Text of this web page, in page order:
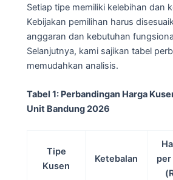
Setiap tipe memiliki kelebihan dan
Kebijakan pemilihan harus
anggaran dan kebutuhan
Selanjutnya, kami sajikan tabel
memudahkan analisis.
Tabel 1: Perbandingan Harga
Unit Bandung 2026
Tipe
Kusen
Ketebalan